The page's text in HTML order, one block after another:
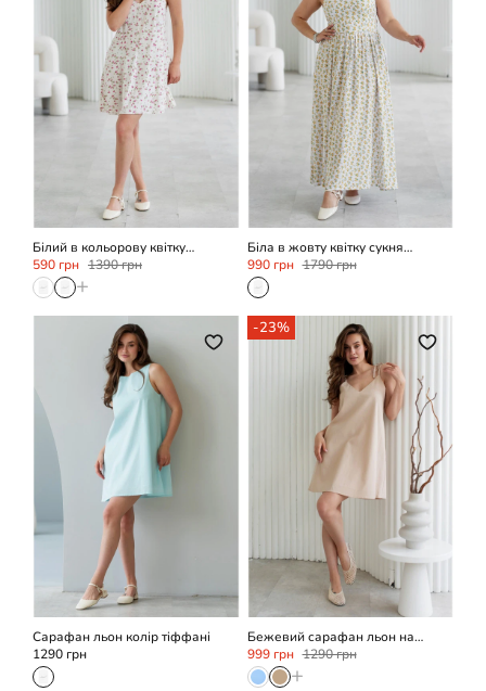
XS/S
Білий в кольорову квітку
сарафан на бретелях
590 грн 1390 грн
+
XS/S
Біла в жовту квітку сукня
штапель міді на бретелях
990 грн 1790 грн
M/L
Сарафан льон колір тіффані
1290 грн
-23%
XS/S
Бежевий cарафан льон на
зав'язках
999 грн 1290 грн
+